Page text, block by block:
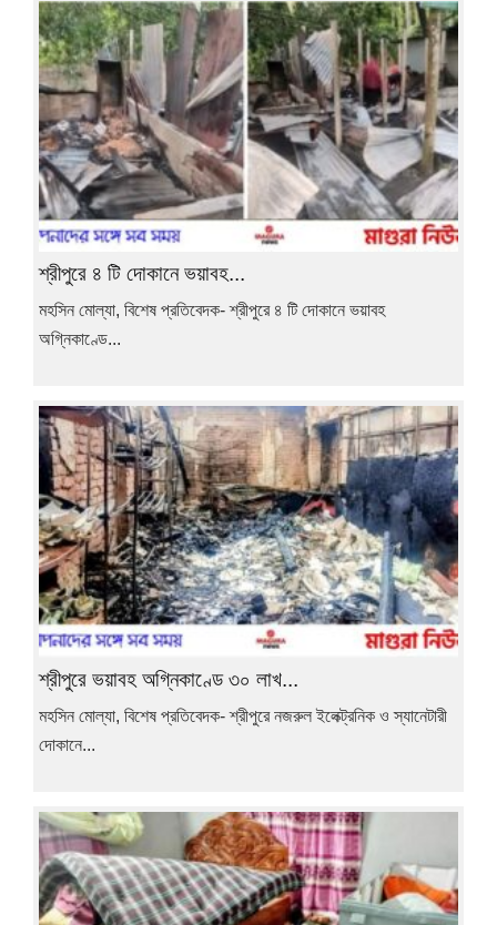
শ্রীপুরে ৪ টি দোকানে ভয়াবহ...
মহসিন মোল্যা, বিশেষ প্রতিবেদক- শ্রীপুরে ৪ টি দোকানে ভয়াবহ
অগ্নিকাণ্ডে...
শ্রীপুরে ভয়াবহ অগ্নিকাণ্ডে ৩০ লাখ...
মহসিন মোল্যা, বিশেষ প্রতিবেদক- শ্রীপুরে নজরুল ইলেক্ট্রনিক ও স্যানেটারী
দোকানে...